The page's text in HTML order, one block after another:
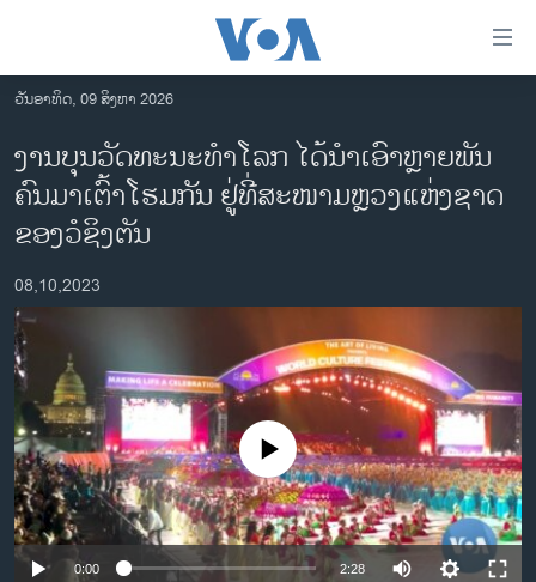
ເຂົ້າ
ຂ້າມ
ຂ້າມ
ຂ້າມ
ໄປ
ຫາ
ຊອກ
ຄົ້ນ
ລາວ
ອາເມຣິກາ
ການເລືອກຕັ້ງ ປະທານາທີບໍດີ ສະຫະລັດ 2024
ຂ່າວ​ຈີນ
ໂລກ
ເອເຊຍ
ອິດສະຫຼະພາບດ້ານການຂ່າວ
ຊີວິດຊາວລາວ
ຊຸມຊົນຊາວລາວ
ວິທະຍາສາດ-ເທັກໂນໂລຈີ
ວັນອາທິດ, 09 ສິງຫາ 2026
ງານ​ບຸນ​ວັດ​ທະ​ນະ​ທຳ​ໂລກ​ ໄດ້​ນຳ​ເອົາ​ຫຼາຍ​ພັນ​
ຄົນ​ມາ​ເຕົ້າ​ໂຮມ​ກັນ ​ຢູ່​ທີ່ສະໜາມຫຼວງແຫ່ງ​ຊາດ
ຂອງ​ວໍ​ຊິງ​ຕັນ
08,10,2023
No media source currently available
0:00 2:28